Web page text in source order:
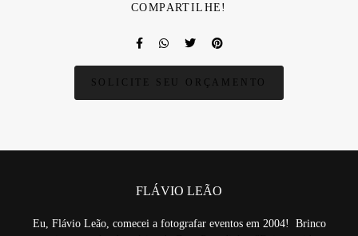
COMPARTILHE!
SOLICITE SEU ORÇAMENTO
FLÁVIO LEÃO
Eu, Flávio Leão, comecei a fotografar eventos em 2004! Brinco